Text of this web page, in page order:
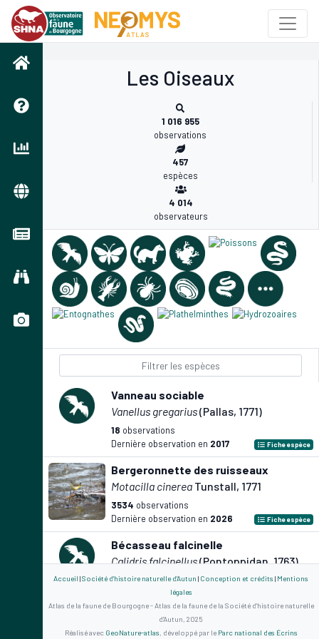
Les Oiseaux
1 016 955
observations
457
espèces
4 014
observateurs
Vanneau sociable
Vanellus gregarius(Pallas, 1771)
18 observations
Dernière observation en 2017 Fiche espèce
Bergeronnette des ruisseaux
Motacilla cinerea Tunstall, 1771
3534 observations
Dernière observation en 2026 Fiche espèce
Bécasseau falcinelle
Calidris falcinellus(Pontoppidan, 1763)
3observations
Dernière observation en
Balbuzard pêcheur
Pandion haliaetus(Linnaeus, 1758)
Accueil |Société d'histoire naturelle d'Autun | Conception et crédits | Mentions
légales
Atlas de la faune de Bourgogne - Atlas de la faune de la Société d'histoire naturelle
d'Autun, 2025
Réalisé avec GeoNature-atlas, développé par le Parc national des Écrins